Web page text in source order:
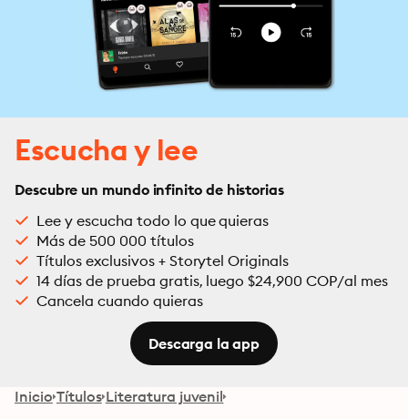
Escucha y lee
Descubre un mundo infinito de historias
Lee y escucha todo lo que quieras
Más de 500 000 títulos
Títulos exclusivos + Storytel Originals
14 días de prueba gratis, luego $24,900 COP/al mes
Cancela cuando quieras
Descarga la app
Inicio Títulos Literatura juvenil